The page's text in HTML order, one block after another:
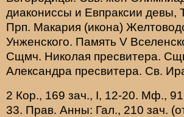
диакониссы и Евпраксии девы,
Прп. Макария (икона)
Унженского. Память V
Сщмч. Николая пресвитера.
Александра пресвитера. Св.
2 Кор., 169 зач., I, 12-20. Мф., 91
33. Прав. Анны: Гал., 210 зач.